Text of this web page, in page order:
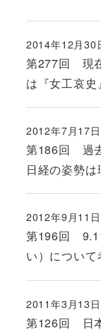
第277回 現
は『女工哀
投稿日
2014年12月30
第186回 過
日経の姿勢
投稿日
2012年7月17日
第196回
い）について
投稿日
2012年9月11日
第126回 日
投稿日
2011年3月13日